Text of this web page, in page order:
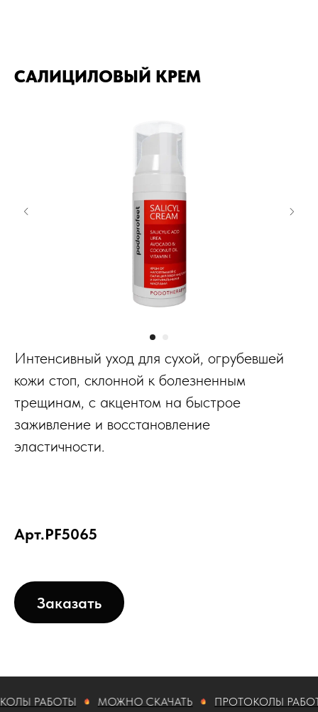
САЛИЦИЛОВЫЙ КРЕМ
Интенсивный уход для сухой, огрубевшей
кожи стоп, склонной к болезненным
трещинам, с акцентом на быстрое
заживление и восстановление
эластичности.
Арт.PF5065
Заказать
РАБОТЫ МОЖНО СКАЧАТЬ ПРОТОКОЛЫ РАБОТЫ